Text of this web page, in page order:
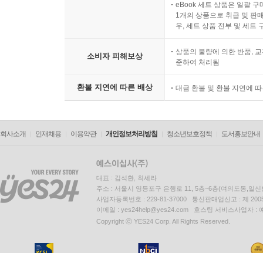
eBook 세트 상품은 일괄 구
1개의 상품으로 취급 및 판
우, 세트 상품 전부 및 세트
소비자 피해보상
상품의 불량에 의한 반품,
준하여 처리됨
환불 지연에 따른 배상 대금 환불 및 환불 지연에
회사소개 인재채용 이용약관 개인정보처리방침 청소년보호정책 도서홍보안내
대표 : 김석환, 최세라
주소 : 서울시 영등포구 은행로 11, 5층~6층(여의도동,일신
사업자등록번호 : 229-81-37000 통신판매업신고 : 제
이메일 : yes24help@yes24.com 호스팅 서비스사업자 :
Copyright ⓒ YES24 Corp. All Rights Reserved.